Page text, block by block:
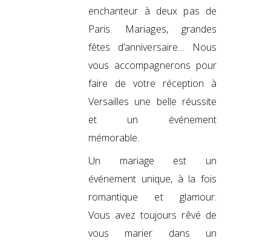
enchanteur à deux pas de
Paris. Mariages, grandes
fêtes d’anniversaire… Nous
vous accompagnerons pour
faire de votre réception à
Versailles une belle réussite
et un événement
mémorable.
Un mariage est un
événement unique, à la fois
romantique et glamour.
Vous avez toujours rêvé de
vous marier dans un